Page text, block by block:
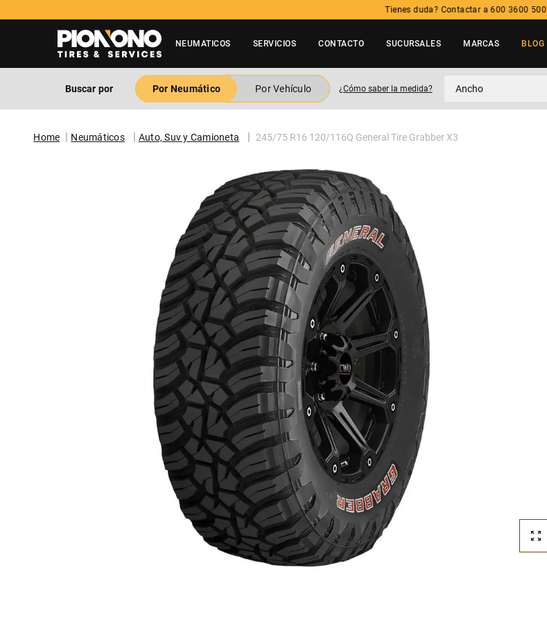
Tienes duda? Contactar a 600 3600 500
NEUMATICOS SERVICIOS CONTACTO SUCURSALES MARCAS BLOG
Buscar por Por Neumático Por Vehículo ¿Cómo saber la medida? Ancho
Neumáticos Auto, Suv y Camioneta 245/75 R16 120/116Q General Tire Grabber X3
TÉRMINOS MÁS BUSCADOS
. neumatico
3. 205
5 235